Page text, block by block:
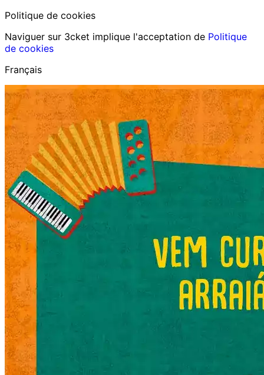
Politique de cookies
Naviguer sur 3cket implique l'acceptation de Politique
de cookies
Français